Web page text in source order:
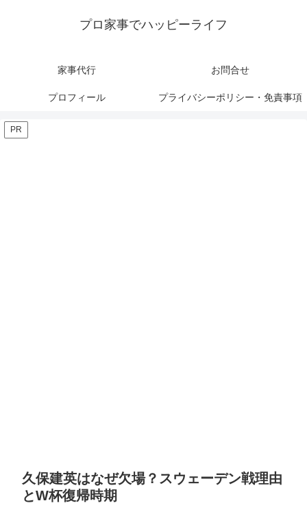
プロ家事でハッピーライフ
家事代行 お問合せ
プロフィール プライバシーポリシー・免責事項
PR
久保建英はなぜ欠場？スウェーデン戦理由
とW杯復帰時期